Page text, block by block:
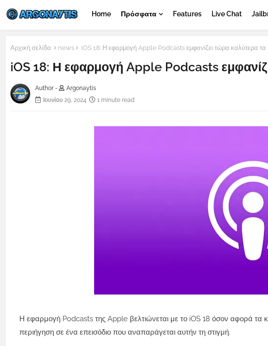
Home Πρόσφατα Features Live Chat
Αρχική σελίδα news iOS 18: Η εφαρμογή Apple Podcasts εμφανίζει τώρα καλύτερα τα
iOS 18: Η εφαρμογή Apple Podcasts
Author -
Argonaytis
Ιουνίου 29, 2024
1 minute read
Η εφαρμογή Podcasts της Apple βελτιώνεται με το iOS 18 όσον αφορά τα
περιήγηση σε ένα επεισόδιο που αναπαράγεται αυτήν τη στιγμή.